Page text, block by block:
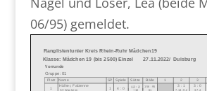
06/95) gemeldet.